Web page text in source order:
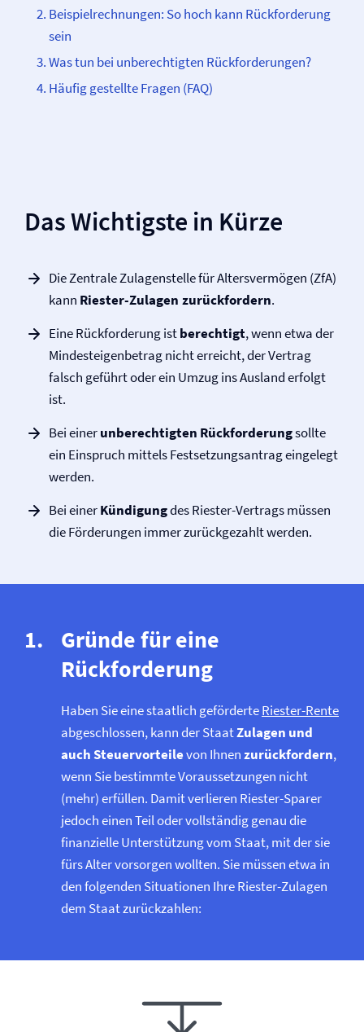
Beispielrechnungen: So hoch kann Rückforderung
sein
Was tun bei unberechtigten Rückforderungen?
Häufig gestellte Fragen (FAQ)
Das Wichtigste in Kürze
Die Zentrale Zulagenstelle für Altersvermögen (ZfA)
kann Riester-Zulagen zurückfordern.
Eine Rückforderung istberechtigt, wenn etwa der
Mindesteigenbetrag nicht erreicht, der Vertrag
falsch geführt oder ein Umzug ins Ausland erfolgt
ist.
Bei einerunberechtigten Rückforderungsollte
ein Einspruch mittels Festsetzungsantrag eingelegt
werden.
Bei einerKündigungdes Riester-Vertrags müssen
die Förderungen immer zurückgezahlt werden.
Gründe für eine
Rückforderung
Haben Sie eine staatlich geförderteRiester-Rente
abgeschlossen, kann der StaatZulagen und
auch Steuervorteilevon Ihnenzurückfordern,
wenn Sie bestimmte Voraussetzungen nicht
(mehr) erfüllen. Damit verlieren Riester-Sparer
jedoch einen Teil oder vollständig genau die
finanzielle Unterstützung vom Staat, mit der sie
fürs Alter vorsorgen wollten. Sie müssen etwa in
den folgenden Situationen Ihre Riester-Zulagen
dem Staat zurückzahlen: